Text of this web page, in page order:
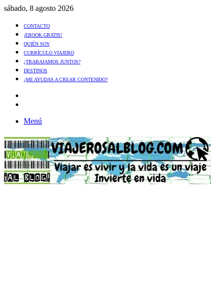
sábado, 8 agosto 2026
CONTACTO
¡EBOOK GRATIS!
QUIÉN SOY
CURRÍCULO VIAJERO
¿TRABAJAMOS JUNTOS?
DESTINOS
¿ME AYUDAS A CREAR CONTENIDO?
Menú